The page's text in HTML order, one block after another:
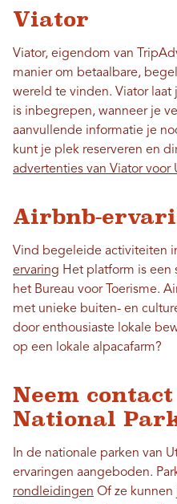
Viator
Viator, eigendom van
manier om betaalbare,
wereld te vinden. Viator laat
is inbegrepen, wanneer je
aanvullende informatie je
kunt je plek reserveren en
advertenties van Viator voor
Airbnb-
Vind begeleide activiteiten
ervaring Het platform is een
het Bureau voor Toerisme.
met unieke buiten- en
door enthousiaste lokale
op een lokale alpacafarm?
Neem
National
In de nationale parken van
ervaringen aangeboden.
rondleidingen Of ze